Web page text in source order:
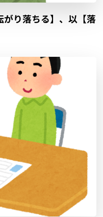
り落ちる】、以【落